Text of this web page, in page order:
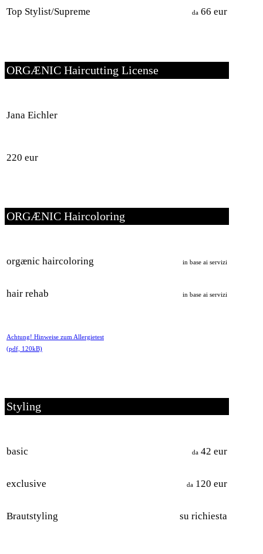
Top Stylist/Supreme da 66 eur
ORGÆNIC Haircutting License
Jana Eichler
220 eur
ORGÆNIC Haircoloring
orgænic haircoloring
hair rehab
in base ai servizi
in base ai servizi
Achtung! Hinweise zum Allergietest
(pdf, 120kB)
Styling
basic
exclusive
Brautstyling
da 42 eur
da 120 eur
su richiesta